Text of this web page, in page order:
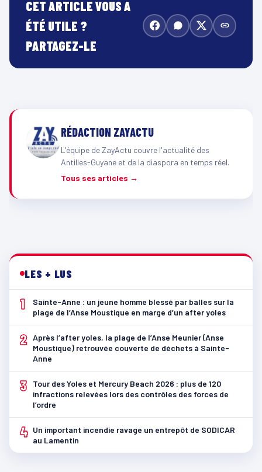
CET ARTICLE VOUS A
ÉTÉ UTILE ?
PARTAGEZ-LE
RÉDACTION ZAYACTU
L'équipe de ZayActu couvre l'actualité des
Antilles-Guyane et de la diaspora en temps réel.
Tous ses articles →
LES + LUS
1
Sainte-Anne : un jeune homme blessé par balles sur la
plage de l’Anse Moustique en marge d’un after yoles
2 Après l’after yoles, la plage de l’Anse Meunier (Anse
Moustique) retrouvée couverte de déchets à Sainte-
Anne
3
Tour des Yoles et Mercury Beach 2026 : plus de 120
infractions relevées lors des contrôles des forces de
l’ordre
4 Un important incendie ravage un entrepôt de SODICAR
au Lamentin